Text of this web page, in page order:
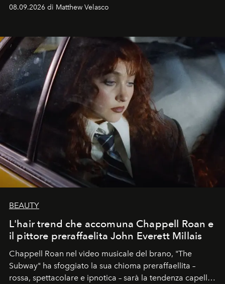
08.09.2026 di Matthew Velasco
BEAUTY
L'hair trend che accomuna Chappell Roan e
il pittore preraffaelita John Everett Millais
Chappell Roan nel video musicale del brano, "The
Subway" ha sfoggiato la sua chioma preraffaellita –
rossa, spettacolare e ipnotica – sarà la tendenza capelli